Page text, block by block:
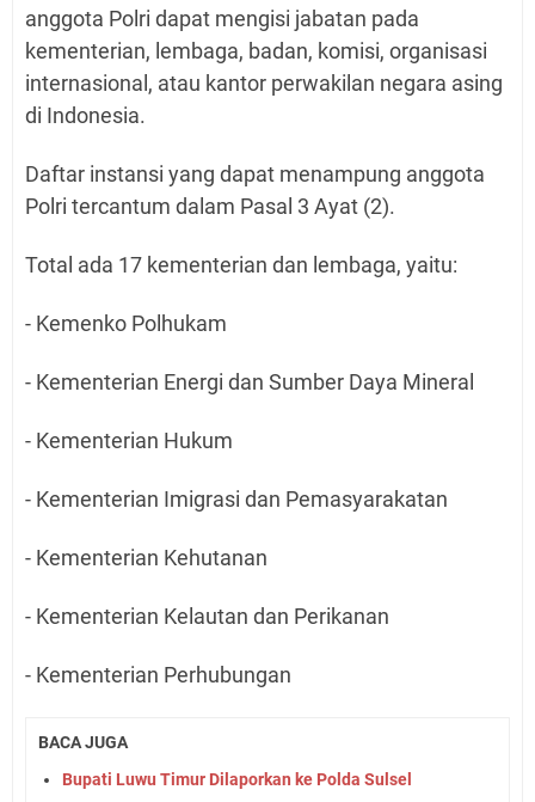
anggota Polri dapat mengisi jabatan pada
kementerian, lembaga, badan, komisi, organisasi
internasional, atau kantor perwakilan negara asing
di Indonesia.
Daftar instansi yang dapat menampung anggota
Polri tercantum dalam Pasal 3 Ayat (2).
Total ada 17 kementerian dan lembaga, yaitu:
- Kemenko Polhukam
- Kementerian Energi dan Sumber Daya Mineral
- Kementerian Hukum
- Kementerian Imigrasi dan Pemasyarakatan
- Kementerian Kehutanan
- Kementerian Kelautan dan Perikanan
- Kementerian Perhubungan
BACA JUGA
Bupati Luwu Timur Dilaporkan ke Polda Sulsel